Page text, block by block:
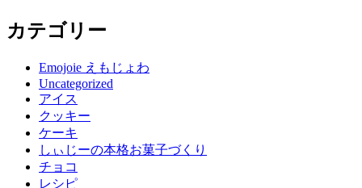
カテゴリー
Emojoie えもじょわ
Uncategorized
アイス
クッキー
ケーキ
しぃじーの本格お菓子づくり
チョコ
レシピ